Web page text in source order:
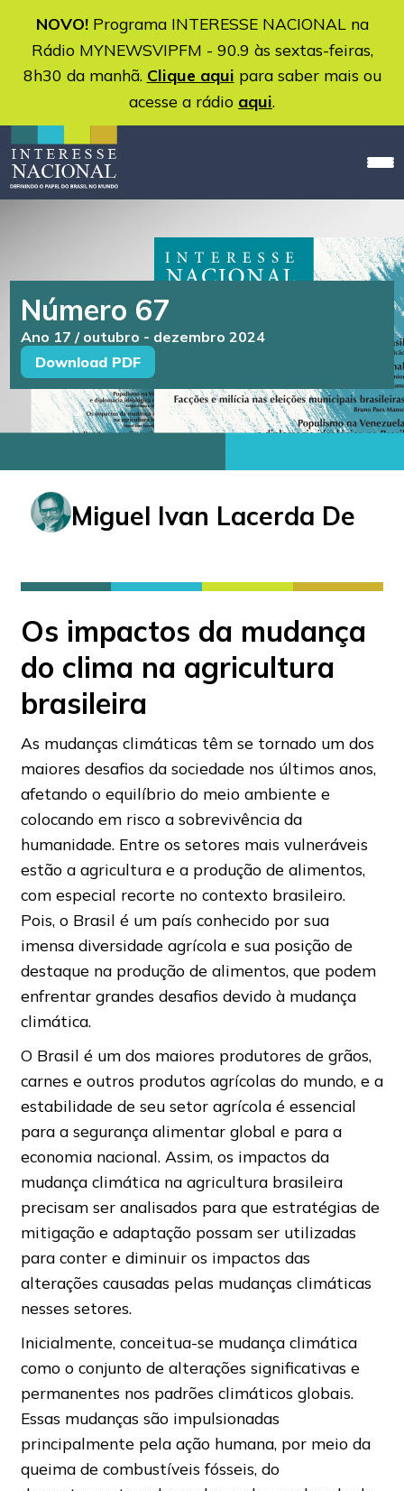
NOVO!Programa INTERESSE NACIONAL na
Rádio MYNEWSVIPFM - 90.9 às sextas-feiras,
8h30 da manhã. Clique aqui para saber mais ou
acesse a rádio aqui.
Número 67
Ano 17 / outubro - dezembro 2024
Download PDF
Miguel Ivan Lacerda De
Os impactos da mudança
do clima na agricultura
brasileira
As mudanças climáticas têm se tornado um dos
maiores desafios da sociedade nos últimos anos,
afetando o equilíbrio do meio ambiente e
colocando em risco a sobrevivência da
humanidade. Entre os setores mais vulneráveis
estão a agricultura e a produção de alimentos,
com especial recorte no contexto brasileiro.
Pois, o Brasil é um país conhecido por sua
imensa diversidade agrícola e sua posição de
destaque na produção de alimentos, que podem
enfrentar grandes desafios devido à mudança
climática.
O Brasil é um dos maiores produtores de grãos,
carnes e outros produtos agrícolas do mundo, e a
estabilidade de seu setor agrícola é essencial
para a segurança alimentar global e para a
economia nacional. Assim, os impactos da
mudança climática na agricultura brasileira
precisam ser analisados para que estratégias de
mitigação e adaptação possam ser utilizadas
para conter e diminuir os impactos das
alterações causadas pelas mudanças climáticas
nesses setores.
Inicialmente, conceitua-se mudança climática
como o conjunto de alterações significativas e
permanentes nos padrões climáticos globais.
Essas mudanças são impulsionadas
principalmente pela ação humana, por meio da
queima de combustíveis fósseis, do